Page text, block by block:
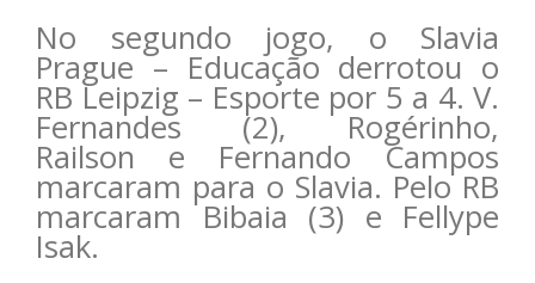
No segundo jogo, o Slavia
Prague – Educação derrotou o
RB Leipzig – Esporte por 5 a 4. V.
Fernandes (2), Rogérinho,
Railson e Fernando Campos
marcaram para o Slavia. Pelo RB
marcaram Bibaia (3) e Fellype
Isak.